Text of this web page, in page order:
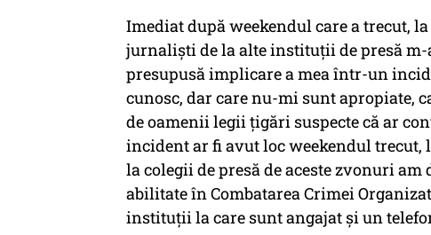
Imediat după weekendul care a trecut,
jurnaliști de la alte instituții de presă m-
presupusă implicare a mea într-un
cunosc, dar care nu-mi sunt apropiate,
de oamenii legii țigări suspecte că ar
incident ar fi avut loc weekendul trecut,
la colegii de presă de aceste zvonuri
abilitate în Combatarea Crimei
instituții la care sunt angajat și un